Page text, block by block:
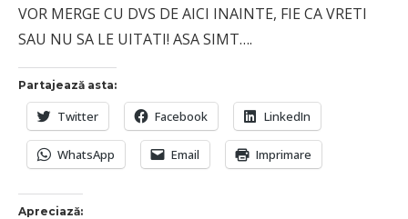
VOR MERGE CU DVS DE AICI INAINTE, FIE CA VRETI
SAU NU SA LE UITATI! ASA SIMT….
Partajează asta:
Twitter Facebook LinkedIn
WhatsApp Email Imprimare
Apreciază: